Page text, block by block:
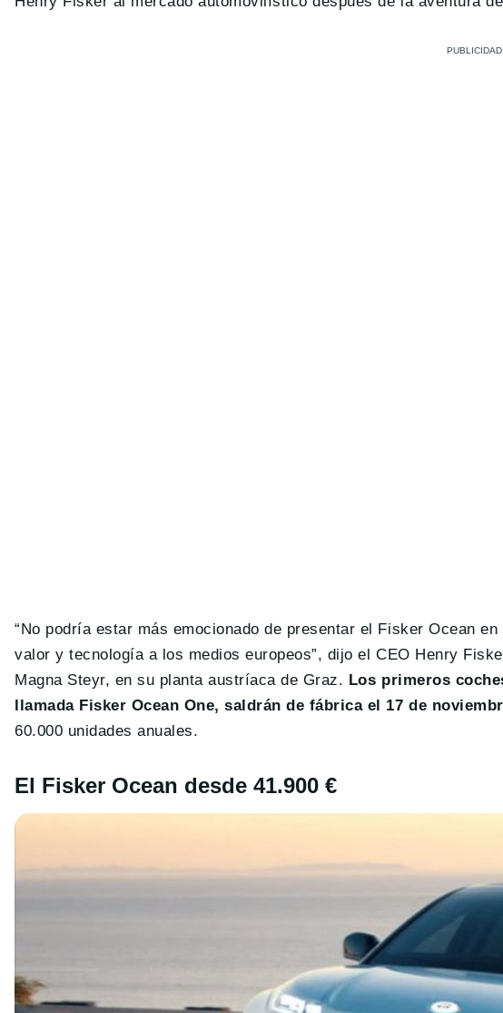
“No podría estar más emocionado de presentar el Fisker Ocean
valor y tecnología a los medios europeos”, dijo el CEO Henry
Magna Steyr, en su planta austríaca de Graz. Los primeros
llamada Fisker Ocean One, saldrán de fábrica el 17 de
60.000 unidades anuales.
El Fisker Ocean desde 41.900 €